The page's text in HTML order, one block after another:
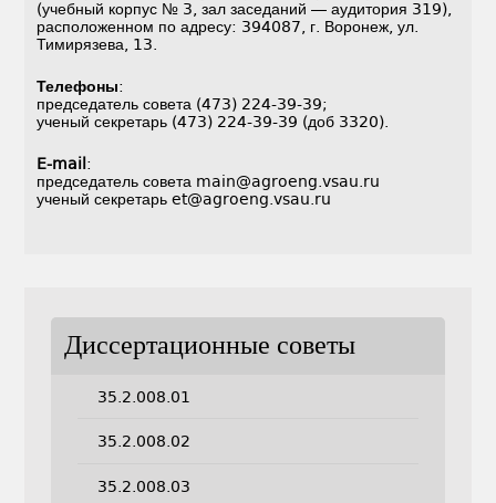
(учебный корпус № 3, зал заседаний — аудитория 319),
расположенном по адресу: 394087, г. Воронеж, ул.
Тимирязева, 13.
Телефоны:
председатель совета (473) 224-39-39;
ученый секретарь (473) 224-39-39 (доб 3320).
E-mail :
председатель совета main@agroeng.vsau.ru
ученый секретарь et@agroeng.vsau.ru
Диссертационные советы
35.2.008.01
35.2.008.02
35.2.008.03